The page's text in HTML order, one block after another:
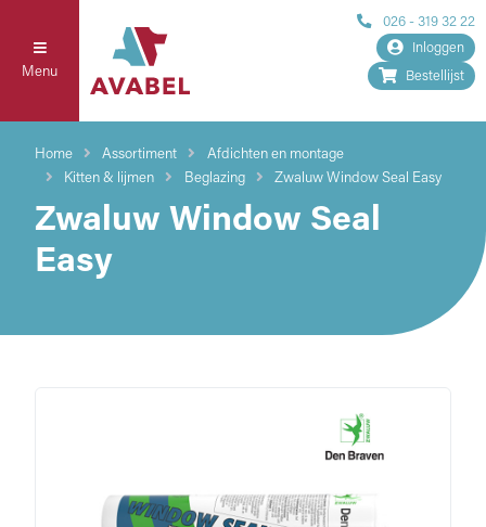
Menu
026 - 319 32 22
Inloggen
Bestellijst
Home Assortiment
Afdichten en montage
Kitten & lijmen
Beglazing Zwaluw Window Seal Easy
Zwaluw Window Seal
Easy